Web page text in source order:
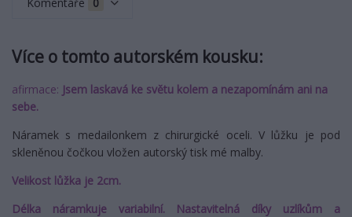
Více o tomto autorském kousku:
afirmace: Jsem laskavá ke světu kolem a nezapomínám ani na
sebe.
Náramek s medailonkem z chirurgické oceli. V lůžku je pod
skleněnou čočkou vložen autorský tisk mé malby.
Velikost lůžka je 2cm.
Délka náramkuje variabilní. Nastavitelná díky uzlíkům a